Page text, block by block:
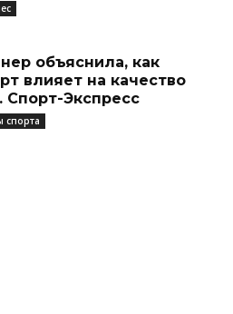
объяснила, как
влияет на качество
Спорт-Экспресс
спорта